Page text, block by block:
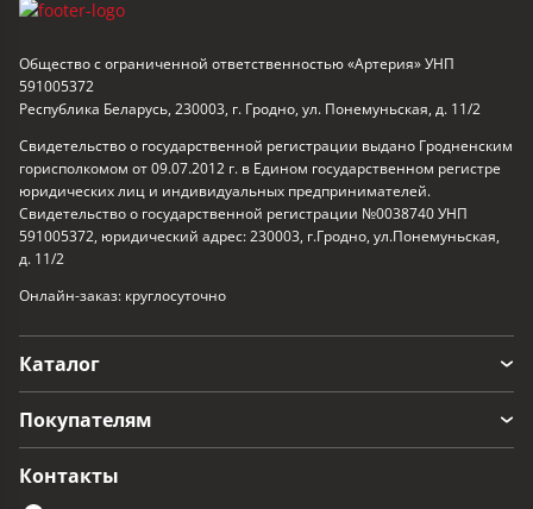
Общество с ограниченной ответственностью «Артерия» УНП
591005372
Республика Беларусь, 230003, г. Гродно, ул. Понемуньская, д. 11/2
Свидетельство о государственной регистрации выдано Гродненским
горисполкомом от 09.07.2012 г. в Едином государственном регистре
юридических лиц и индивидуальных предпринимателей.
Свидетельство о государственной регистрации №0038740 УНП
591005372, юридический адрес: 230003, г.Гродно, ул.Понемуньская,
д. 11/2
Онлайн-заказ: круглосуточно
Каталог
Покупателям
Контакты